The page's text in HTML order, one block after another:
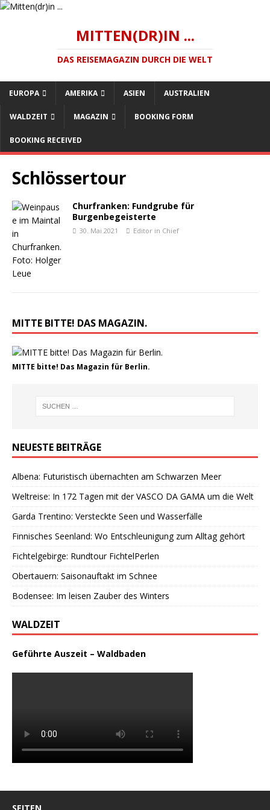
MITTEN(DR)IN ...
DAS REISEMAGAZIN DURCH DIE WELT
EUROPA AMERIKA ASIEN AUSTRALIEN
WALDZEIT MAGAZIN BOOKING FORM
BOOKING RECEIVED
Schlössertour
Churfranken: Fundgrube für
Burgenbegeisterte
30. Mai 2021 Editor in Chief
MITTE BITTE! DAS MAGAZIN.
MITTE bitte! Das Magazin für Berlin.
NEUESTE BEITRÄGE
Albena: Futuristisch übernachten am Schwarzen Meer
Weltreise: In 172 Tagen mit der VASCO DA GAMA um die Welt
Garda Trentino: Versteckte Seen und Wasserfälle
Finnisches Seenland: Wo Entschleunigung zum Alltag gehört
Fichtelgebirge: Rundtour FichtelPerlen
Obertauern: Saisonauftakt im Schnee
Bodensee: Im leisen Zauber des Winters
WALDZEIT
Geführte Auszeit – Waldbaden